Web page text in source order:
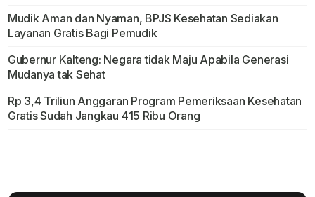
Mudik Aman dan Nyaman, BPJS Kesehatan Sediakan
Layanan Gratis Bagi Pemudik
Gubernur Kalteng: Negara tidak Maju Apabila Generasi
Mudanya tak Sehat
Rp 3,4 Triliun Anggaran Program Pemeriksaan Kesehatan
Gratis Sudah Jangkau 415 Ribu Orang